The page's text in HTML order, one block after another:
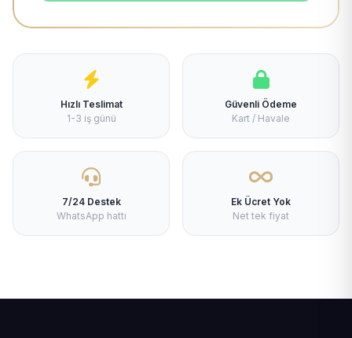
Hızlı Teslimat
1-3 iş günü
Güvenli Ödeme
Kart / Havale
7/24 Destek
WhatsApp hattı
Ek Ücret Yok
Net tek fiyat